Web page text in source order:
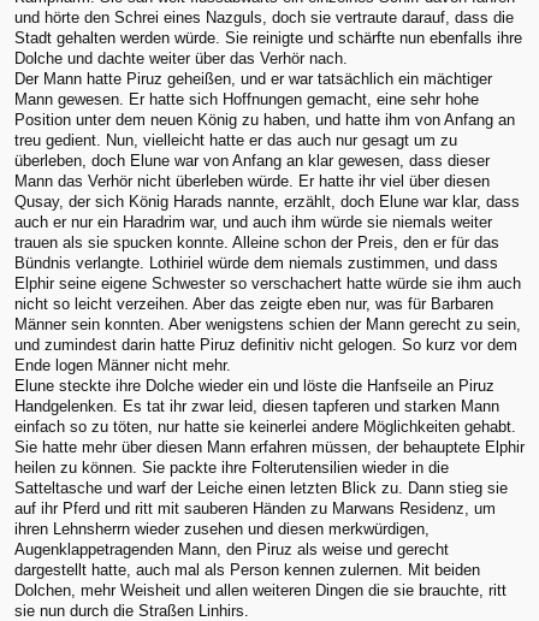
und hörte den Schrei eines Nazguls, doch sie vertraute darauf, dass die
Stadt gehalten werden würde. Sie reinigte und schärfte nun ebenfalls ihre
Dolche und dachte weiter über das Verhör nach.
Der Mann hatte Piruz geheißen, und er war tatsächlich ein mächtiger
Mann gewesen. Er hatte sich Hoffnungen gemacht, eine sehr hohe
Position unter dem neuen König zu haben, und hatte ihm von Anfang an
treu gedient. Nun, vielleicht hatte er das auch nur gesagt um zu
überleben, doch Elune war von Anfang an klar gewesen, dass dieser
Mann das Verhör nicht überleben würde. Er hatte ihr viel über diesen
Qusay, der sich König Harads nannte, erzählt, doch Elune war klar, dass
auch er nur ein Haradrim war, und auch ihm würde sie niemals weiter
trauen als sie spucken konnte. Alleine schon der Preis, den er für das
Bündnis verlangte. Lothiriel würde dem niemals zustimmen, und dass
Elphir seine eigene Schwester so verschachert hatte würde sie ihm auch
nicht so leicht verzeihen. Aber das zeigte eben nur, was für Barbaren
Männer sein konnten. Aber wenigstens schien der Mann gerecht zu sein,
und zumindest darin hatte Piruz definitiv nicht gelogen. So kurz vor dem
Ende logen Männer nicht mehr.
Elune steckte ihre Dolche wieder ein und löste die Hanfseile an Piruz
Handgelenken. Es tat ihr zwar leid, diesen tapferen und starken Mann
einfach so zu töten, nur hatte sie keinerlei andere Möglichkeiten gehabt.
Sie hatte mehr über diesen Mann erfahren müssen, der behauptete Elphir
heilen zu können. Sie packte ihre Folterutensilien wieder in die
Satteltasche und warf der Leiche einen letzten Blick zu. Dann stieg sie
auf ihr Pferd und ritt mit sauberen Händen zu Marwans Residenz, um
ihren Lehnsherrn wieder zusehen und diesen merkwürdigen,
Augenklappetragenden Mann, den Piruz als weise und gerecht
dargestellt hatte, auch mal als Person kennen zulernen. Mit beiden
Dolchen, mehr Weisheit und allen weiteren Dingen die sie brauchte, ritt
sie nun durch die Straßen Linhirs.